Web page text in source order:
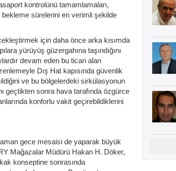
kontrolünü tamamlamaları,
bekleme sürelerini en verimli şekilde
için daha önce arka kısımda
yürüyüş güzergahına taşındığını
devam eden bu ticari alan
Dış Hat kapısında güvenlik
ve bu bölgelerdeki sirkülasyonun
geçtikten sonra hava tarafında özgürce
konforlu vakit geçirebildiklerini
gece mesaisi de yaparak büyük
Mağazalar Müdürü Hakan H. Döker,
konseptine sonrasında